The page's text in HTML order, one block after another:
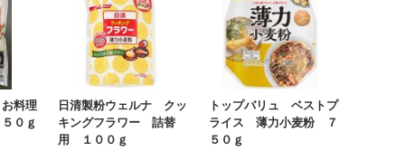
料理
０ｇ
日清製粉ウェルナ クッ
キングフラワー 詰替
用 １００ｇ
トップバリュ ベストプ
ライス 薄力小麦粉 ７
５０ｇ